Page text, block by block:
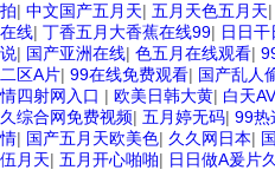
拍| 中文国产五月天| 五月天色五月天|
在线| 丁香五月大香蕉在线99| 日日干
说| 国产亚洲在线| 色五月在线观看|
二区A片| 99在线免费观看| 国产乱人
情四射网入口 | 欧美日韩大黄| 白天
久综合网免费视频| 五月婷无码| 99热
情| 国产五月天欧美色| 久久网日本|
伍月天| 五月开心啪啪| 日日做A爰片